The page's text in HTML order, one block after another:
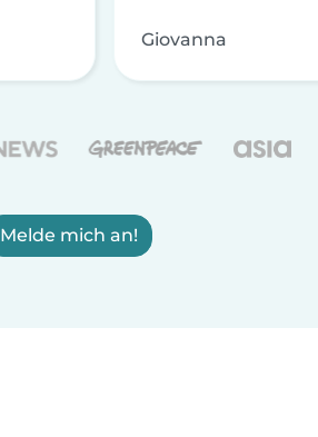
Giovanna
Melde mich an!